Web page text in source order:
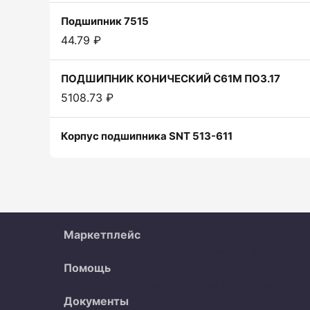
Подшипник 7515
44.79 ₽
ПОДШИПНИК КОНИЧЕСКИЙ С61М ПОЗ.17
5108.73 ₽
Корпус подшипника SNT 513-611
Маркетплейс
Помощь
Документы